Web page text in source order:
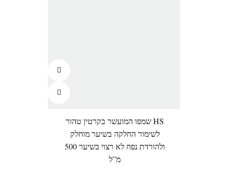
HS שמפו המועשר בקרטין טהור
לשימור החלקה בשיער מוחלק
ולהורדת נפח לא רצוי בשיער 500
מ”ל